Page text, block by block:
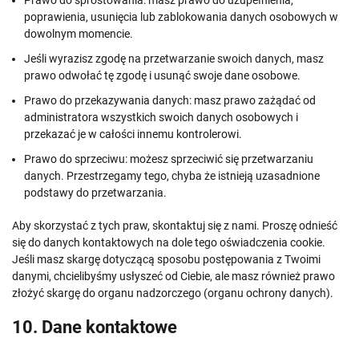
poprawienia, usunięcia lub zablokowania danych osobowych w
dowolnym momencie.
Jeśli wyrazisz zgodę na przetwarzanie swoich danych, masz
prawo odwołać tę zgodę i usunąć swoje dane osobowe.
Prawo do przekazywania danych: masz prawo zażądać od
administratora wszystkich swoich danych osobowych i
przekazać je w całości innemu kontrolerowi.
Prawo do sprzeciwu: możesz sprzeciwić się przetwarzaniu
danych. Przestrzegamy tego, chyba że istnieją uzasadnione
podstawy do przetwarzania.
Aby skorzystać z tych praw, skontaktuj się z nami. Proszę odnieść
się do danych kontaktowych na dole tego oświadczenia cookie.
Jeśli masz skargę dotyczącą sposobu postępowania z Twoimi
danymi, chcielibyśmy usłyszeć od Ciebie, ale masz również prawo
złożyć skargę do organu nadzorczego (organu ochrony danych).
10. Dane kontaktowe